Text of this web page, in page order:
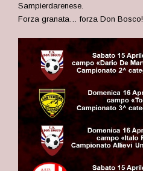
Sampierdarenese.
Forza granata… forza Don Bosco!